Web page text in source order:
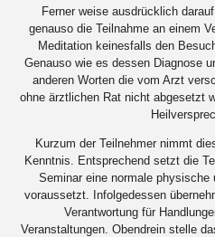
Ferner weise ausdrücklich
genauso die Teilnahme an einem
Meditation keinesfalls den
Genauso wie es dessen Diagnose
anderen Worten die vom Arzt
ohne ärztlichen Rat nicht abgesetzt
Kurzum der Teilnehmer nimmt
Kenntnis. Entsprechend setzt die
Seminar eine normale
voraussetzt. Infolgedessen
Verantwortung für
Veranstaltungen. Obendrein stelle